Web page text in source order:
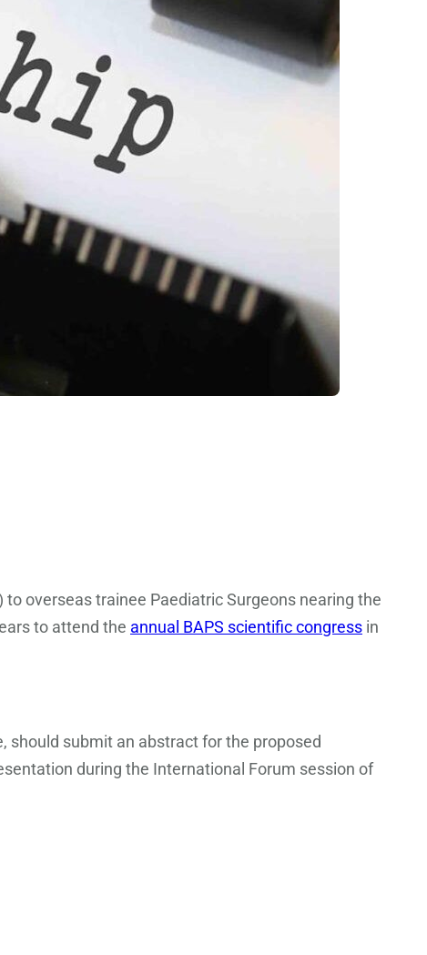
overseas trainee Paediatric Surgeons nearing the
to attend the annual BAPS scientific congress in
should submit an abstract for the proposed
during the International Forum session of